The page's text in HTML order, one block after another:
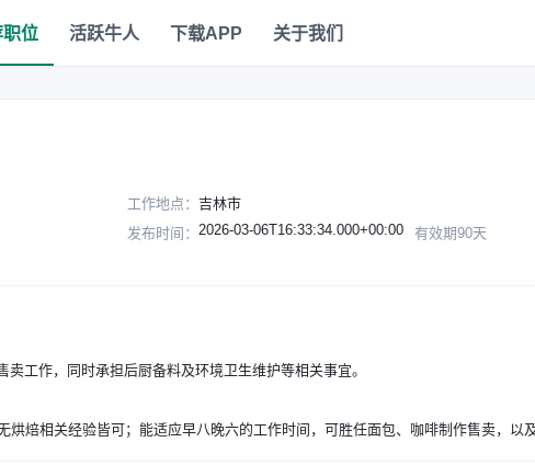
工作地点： 吉林市
发布时间： 2026-03-06T16:33:34.000+00:00
有效期90天
工作，同时承担后厨备料及环境卫生维护等相关事宜。
位 活跃牛人 下载APP 关于我们